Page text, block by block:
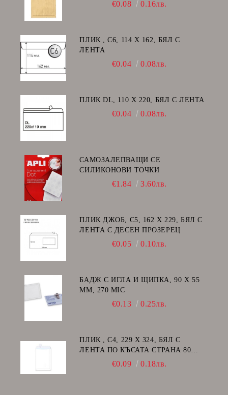
€0.08 0.16лв.
ПЛИК , C6, 114 Х 162, БЯЛ С
ЛЕНТА
€0.04 0.08лв.
ПЛИК DL, 110 Х 220, БЯЛ С ЛЕНТА
€0.04 0.08лв.
САМОЗАЛЕПВАЩИ СЕ
СИЛИКОНОВИ ТОЧКИ
€1.84 3.60лв.
ПЛИК ДЖОБ, C5, 162 Х 229, БЯЛ С
ЛЕНТА С ДЕСЕН ПРОЗЕРЕЦ
€0.05 0.10лв.
БАДЖ С ИГЛА И ЩИПКА, 90 Х 55
ММ, 270 MIC
€0.13 0.25лв.
ПЛИК , C4, 229 Х 324, БЯЛ С
ЛЕНТА ПО КЪСАТА СТРАНА 80
€0.09 0.18лв.